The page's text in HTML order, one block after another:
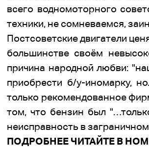
всего водномоторного
техники, не сомневаемся,
Постсоветские двигатели
большинстве своём
причина народной любви:
приобрести б/у-иномарку,
только рекомендованное
том, что бензин был
неисправность в
ПОДРОБНЕЕ ЧИТАЙТЕ В